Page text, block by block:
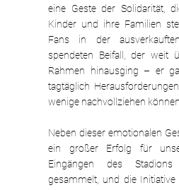
eine Geste der Solidarität,
Kinder und ihre Familien
Fans in der
spendeten Beifall, der weit
Rahmen hinausging – er
tagtäglich
wenige nachvollziehen
Neben dieser emotionalen
ein großer Erfolg für
Eingängen des
gesammelt, und die Initiative